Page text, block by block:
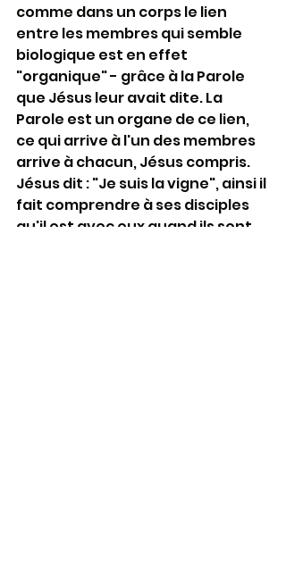
comme dans un corps le lien
entre les membres qui semble
biologique est en effet
"organique" - grâce à la Parole
que Jésus leur avait dite. La
Parole est un organe de ce lien,
ce qui arrive à l'un des membres
arrive à chacun, Jésus compris.
Jésus dit : "Je suis la vigne", ainsi il
fait comprendre à ses disciples
qu'il est avec eux quand ils sont